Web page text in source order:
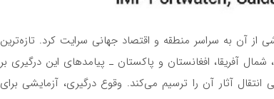
شوک ناشی از آن به سراسر منطقه و اقتصاد جهانی سرایت کرد. تازه‌ترین
آفریقا، افغانستان و پاکستان ـ پیامدهای این درگیری بر
آثار آن را ترسیم می‌کند. وقوع درگیری، آزمایشی برای